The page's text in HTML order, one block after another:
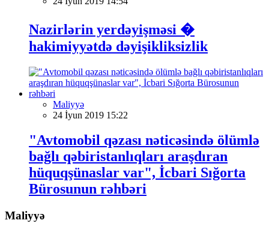
Nazirlərin yerdəyişməsi �
hakimiyyətdə dəyişikliksizlik
Maliyyə
24 İyun 2019 15:22
"Avtomobil qəzası nəticəsində ölümlə
bağlı qəbiristanlıqları araşdıran
hüquqşünaslar var", İcbari Sığorta
Bürosunun rəhbəri
Maliyyə